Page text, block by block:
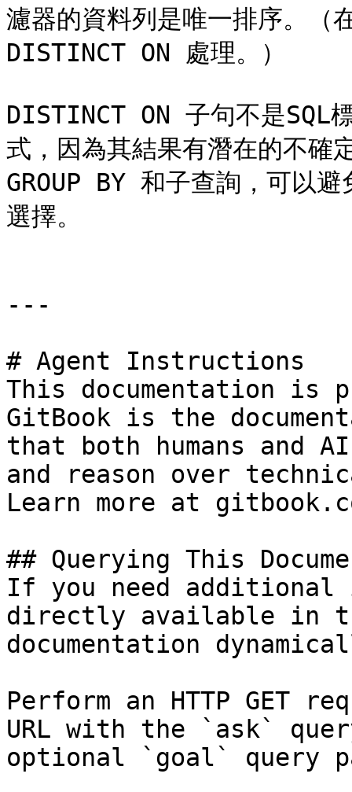
濾器的資料列是唯一排序。（
DISTINCT ON 處理。）
DISTINCT ON 子句不是SQL
式，因為其結果有潛在的不確
GROUP BY 和子查詢，可以
選擇。
---
# Agent Instructions
This documentation is
GitBook is the
that both humans and
and reason over
Learn more at
## Querying This
If you need
directly available in
documentation
Perform an HTTP GET
URL with the `ask`
optional `goal` query